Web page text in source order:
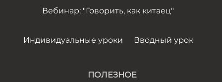
Вебинар: "Говорить, как китаец"
Индивидуальные уроки Вводный урок
ПОЛЕЗНОЕ